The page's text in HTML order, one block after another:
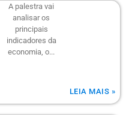
A palestra vai
analisar os
principais
indicadores da
economia, o...
LEIA MAIS »